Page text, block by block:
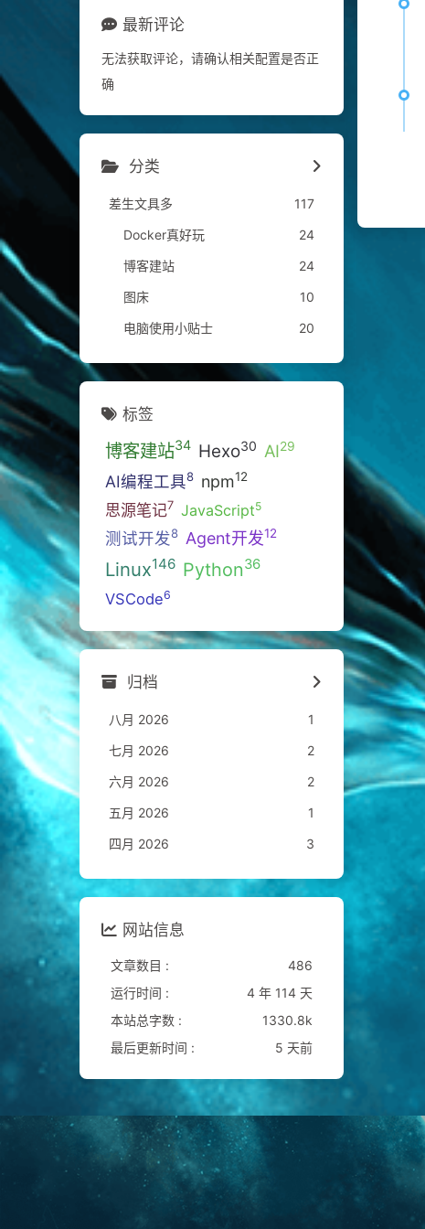
最新评论
无法获取评论，请确认相关配置是否正
确
分类
差生文具多
117
Docker真好玩
24
博客建站
24
图床
10
电脑使用小贴士
20
标签
博客建站34 Hexo30 AI29
AI编程工具8 npm12
思源笔记7 JavaScript5
测试开发8 Agent开发12
Linux146 Python36
VSCode6
归档
八月 2026
1
七月 2026
2
六月 2026
2
五月 2026
1
四月 2026
3
网站信息
文章数目 :
486
运行时间 :
4 年 114 天
本站总字数 :
1330.8k
最后更新时间 :
5 天前